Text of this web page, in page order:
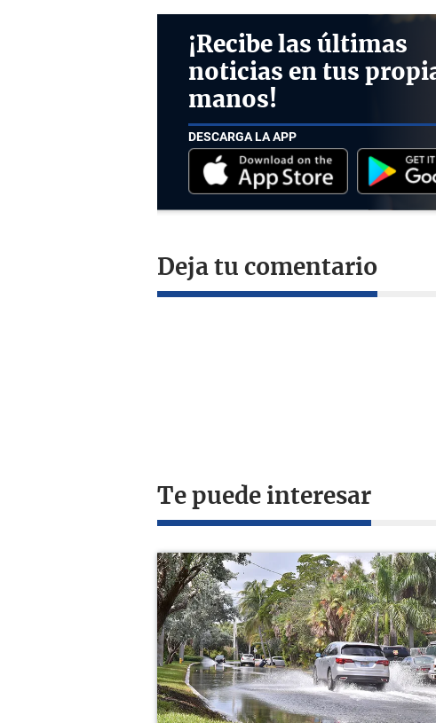
¡Recibe las últimas
noticias en tus
manos!
DESCARGA LA APP
Deja tu comentario
Te puede interesar